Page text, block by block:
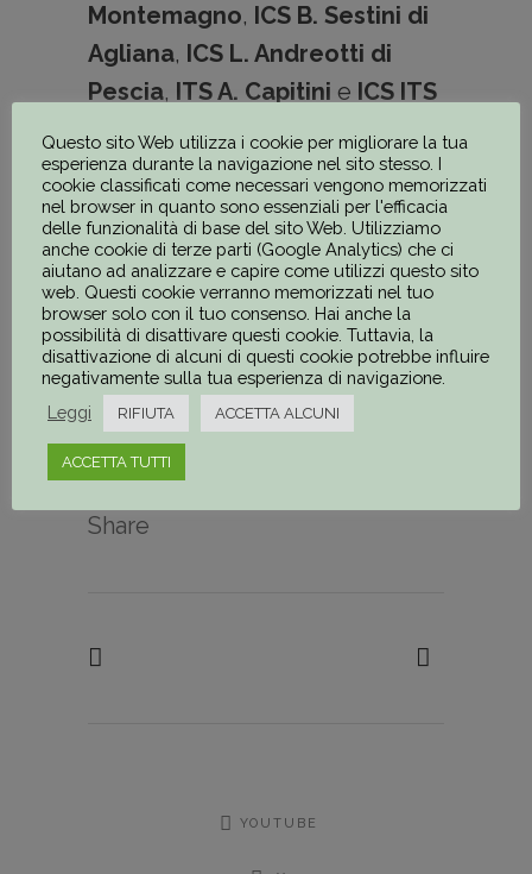
Montemagno, ICS B. Sestini di
Agliana, ICS L. Andreotti di
Pescia, ITS A. Capitini e ICS ITS
Ominicompr. S. Marcello P.se
con l’obiettivo di educare i
giovani alla legalità e al rigetto
della cultura mafiosa con
manifestazione finale “Festival
della legalità presso i giardini di
Piazza d’Armi“.
2017– 3° Bando
Share
YOUTUBE
Questo sito Web utilizza i cookie per migliorare la tua
esperienza durante la navigazione nel sito stesso. I
cookie classificati come necessari vengono memorizzati
nel browser in quanto sono essenziali per l'efficacia
delle funzionalità di base del sito Web. Utilizziamo
anche cookie di terze parti (Google Analytics) che ci
aiutano ad analizzare e capire come utilizzi questo sito
web. Questi cookie verranno memorizzati nel tuo
browser solo con il tuo consenso. Hai anche la
possibilità di disattivare questi cookie. Tuttavia, la
disattivazione di alcuni di questi cookie potrebbe influire
negativamente sulla tua esperienza di navigazione.
Leggi
RIFIUTA ACCETTA ALCUNI
ACCETTA TUTTI